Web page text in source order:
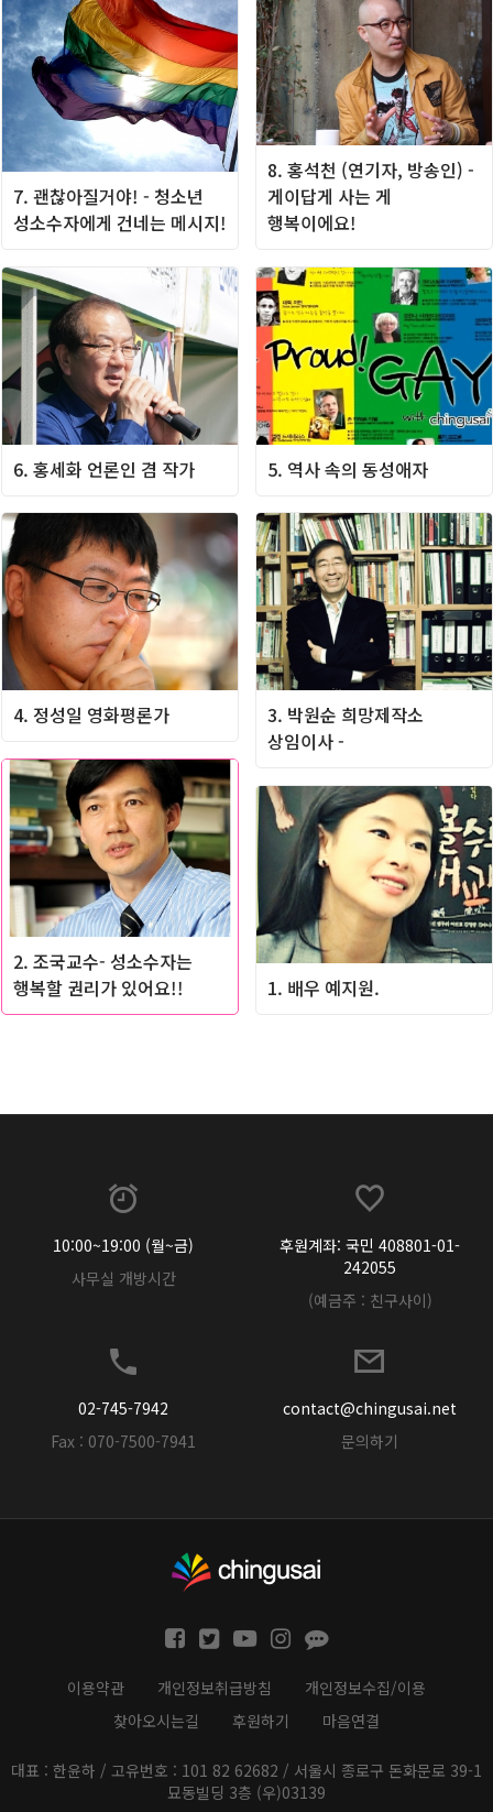
8. 홍석천 (연기자, 방송인) -
게이답게 사는 게
행복이에요!
7. 괜찮아질거야! - 청소년
성소수자에게 건네는 메시지!
6. 홍세화 언론인 겸 작가 5. 역사 속의 동성애자
4. 정성일 영화평론가
3. 박원순 희망제작소
상임이사 -
2. 조국교수- 성소수자는
행복할 권리가 있어요!!
1. 배우 예지원.
10:00~19:00 (월~금)
사무실 개방시간
후원계좌: 국민 408801-01-
242055
(예금주 : 친구사이)
02-745-7942
Fax : 070-7500-7941
contact@chingusai.net
문의하기
이용약관 개인정보취급방침
개인정보수집/이용
찾아오시는길
후원하기 마음연결
대표 : 한윤하 / 고유번호 : 101 82 62682 / 서울시 종로구 돈화문로 39-1
묘동빌딩 3층 (우)03139